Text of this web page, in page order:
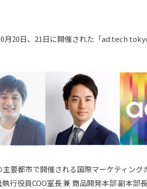
月20日、21日に開催された「ad:tech
要都市で開催される国際マーケティン
執行役員COO室長 兼 商品開発本部 副本